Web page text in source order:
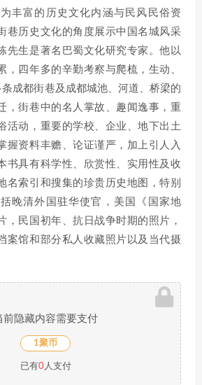
丰富的历史文化内涵与民风民俗资
巷历史文化的角度展示中国名城风采
先生是著名巴蜀文化研究专家。他以
，四年多的辛勤考察与爬梳，生动、
成都街巷及成都城池、河道、桥梁的
，街巷中的名人掌故、趣闻逸事，重
活动，重要的学校、企业、地下出土
握资料丰赡、论证谨严，加上引人入
书具有科学性、欣赏性、实用性及收
名索引和搜集的珍贵历史地图，特别
晚清外国驻华使官，美国《国家地
，民国初年、抗日战争时期的照片，
案馆和部分私人收藏照片以及当代摄
前隐藏内容需要支付
1聚币
已有0人支付